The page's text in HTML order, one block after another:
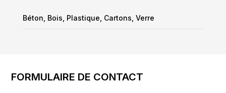
Béton, Bois, Plastique, Cartons, Verre
FORMULAIRE DE CONTACT